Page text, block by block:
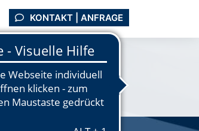
KONTAKT | ANFRAGE
Support Unternehmen